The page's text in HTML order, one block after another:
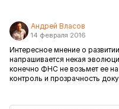
Андрей Власов
14 февраля 2016
Интересное мнение о
напрашивается некая
конечно ФНС не возьмет ее
контроль и прозрачность